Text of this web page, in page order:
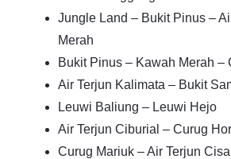
Jungle Land – Bukit Pinus –
Merah
Bukit Pinus – Kawah Merah –
Air Terjun Kalimata – Bukit
Leuwi Baliung – Leuwi Hejo
Air Terjun Ciburial – Curug
Curug Mariuk – Air Terjun